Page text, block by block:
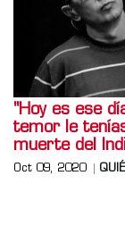
"Hoy es ese
temor le
muerte del
Oct 09, 2020